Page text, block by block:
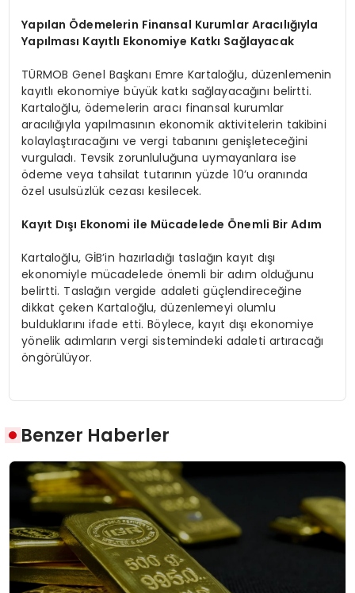
Yapılan Ödemelerin Finansal Kurumlar Aracılığıyla
Yapılması Kayıtlı Ekonomiye Katkı Sağlayacak
TÜRMOB Genel Başkanı Emre Kartaloğlu, düzenlemenin
kayıtlı ekonomiye büyük katkı sağlayacağını belirtti.
Kartaloğlu, ödemelerin aracı finansal kurumlar
aracılığıyla yapılmasının ekonomik aktivitelerin takibini
kolaylaştıracağını ve vergi tabanını genişleteceğini
vurguladı. Tevsik zorunluluğuna uymayanlara ise
ödeme veya tahsilat tutarının yüzde 10’u oranında
özel usulsüzlük cezası kesilecek.
Kayıt Dışı Ekonomi ile Mücadelede Önemli Bir Adım
Kartaloğlu, GİB’in hazırladığı taslağın kayıt dışı
ekonomiyle mücadelede önemli bir adım olduğunu
belirtti. Taslağın vergide adaleti güçlendireceğine
dikkat çeken Kartaloğlu, düzenlemeyi olumlu
bulduklarını ifade etti. Böylece, kayıt dışı ekonomiye
yönelik adımların vergi sistemindeki adaleti artıracağı
öngörülüyor.
Benzer Haberler